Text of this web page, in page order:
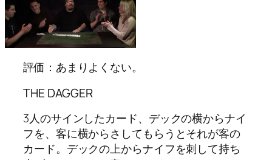
評価：あまりよくない。
THE DAGGER
3人のサインしたカード、デックの横からナイ
フを、客に横からさしてもらうとそれが客の
カード。デックの上からナイフを刺して持ち